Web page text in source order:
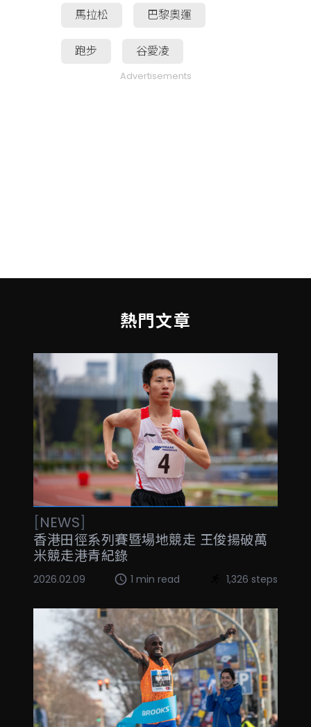
馬拉松 巴黎奧運
跑步 谷愛凌
Advertisements
熱門文章
[NEWS]
香港田徑系列賽暨場地競走 王俊揚破萬
米競走港青紀錄
2026.02.09 1 min read 1,326 steps